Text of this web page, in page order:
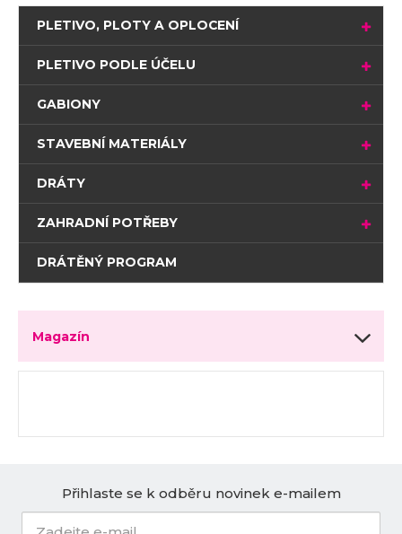
PLETIVO, PLOTY A OPLOCENÍ
PLETIVO PODLE ÚČELU
GABIONY
STAVEBNÍ MATERIÁLY
DRÁTY
ZAHRADNÍ POTŘEBY
DRÁTĚNÝ PROGRAM
Magazín
Přihlaste se k odběru novinek e-mailem